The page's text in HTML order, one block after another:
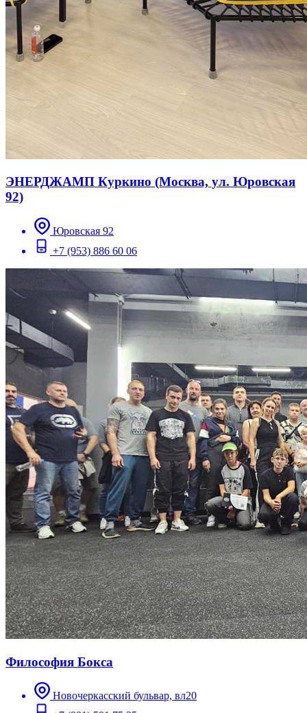
ЭНЕРДЖАМП Куркино (Москва, ул. Юровская
92)
Юровская 92
+7 (953) 886 60 06
Философия Бокса
Новочеркасский бульвар, вл20